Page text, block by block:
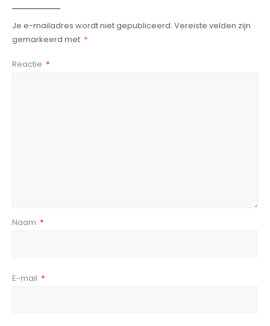
Je e-mailadres wordt niet gepubliceerd. Vereiste velden zijn
gemarkeerd met *
Reactie *
Naam *
E-mail *